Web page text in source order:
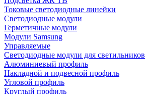
Токовые светодиодные линейки
Светодиодные модули
Герметичные модули
Модули Samsung
Управляемые
Светодиодные модули для светильников
Алюминиевый профиль
Накладной и подвесной профиль
Угловой профиль
Круглый профиль